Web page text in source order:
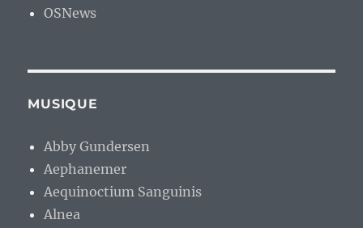
OSNews
MUSIQUE
Abby Gundersen
Aephanemer
Aequinoctium Sanguinis
Alnea